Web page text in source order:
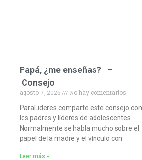
Papá, ¿me enseñas? –
Consejo
agosto 7, 2026
No hay comentarios
ParaLideres comparte este consejo con
los padres y líderes de adolescentes.
Normalmente se habla mucho sobre el
papel de la madre y el vínculo con
Leer más »